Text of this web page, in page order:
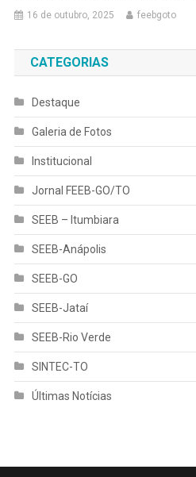
16 de outubro, 2025 feebgoto
CATEGORIAS
Destaque
Galeria de Fotos
Institucional
Jornal FEEB-GO/TO
SEEB – Itumbiara
SEEB-Anápolis
SEEB-GO
SEEB-Jataí
SEEB-Rio Verde
SINTEC-TO
Últimas Notícias